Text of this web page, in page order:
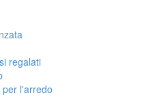
regalati
l'arredo